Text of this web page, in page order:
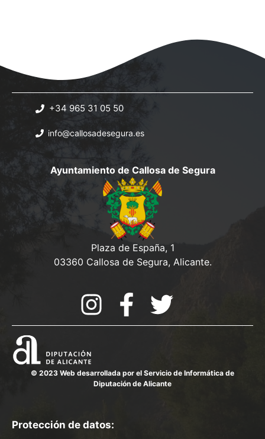
+34 965 31 05 50
info@callosadesegura.es
Ayuntamiento de Callosa de Segura
Plaza de España, 1
03360 Callosa de Segura, Alicante.
© 2023 Web desarrollada por el Servicio de Informática de
Diputación de Alicante
Protección de datos: